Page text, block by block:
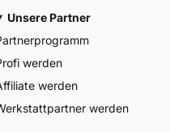
Unsere Partner
werden
werden
werden